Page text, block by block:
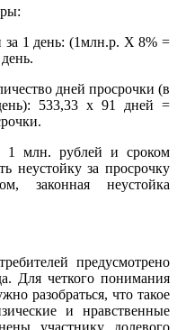
за 1 день: (1млн.р. Х 8% =
дней просрочки (в
533,33 х 91 дней =
млн. рублей и сроком
неустойку за просрочку
законная неустойка
предусмотрено
Для четкого понимания
разобраться, что такое
и нравственные